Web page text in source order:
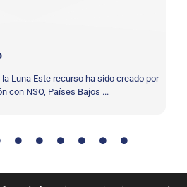
Luna Este recurso ha sido creado por
con NSO, Países Bajos ...